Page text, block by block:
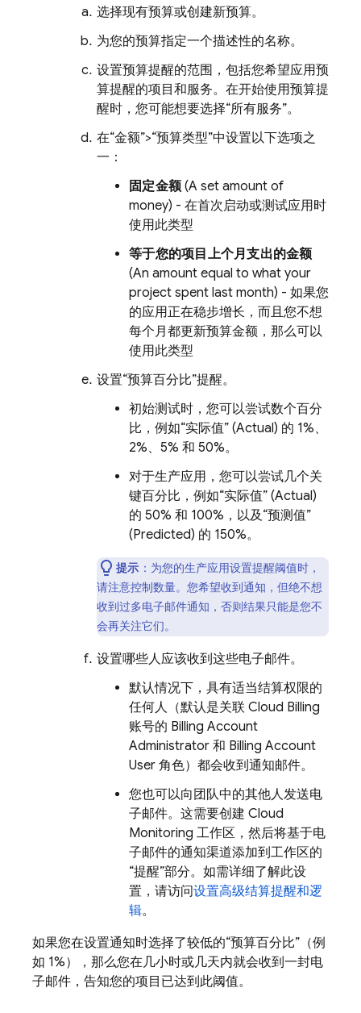
选择现有预算或创建新预算。
为您的预算指定一个描述性的名称。
设置预算提醒的范围，包括您希望应用预
算提醒的项目和服务。在开始使用预算提
醒时，您可能想要选择“所有服务”。
在“金额”>“预算类型”中设置以下选项之
一：
固定金额 (A set amount of
money) - 在首次启动或测试应用时
使用此类型
等于您的项目上个月支出的金额
(An amount equal to what your
project spent last month) - 如果您
的应用正在稳步增长，而且您不想
每个月都更新预算金额，那么可以
使用此类型
设置“预算百分比”提醒。
初始测试时，您可以尝试数个百分
比，例如“实际值” (Actual) 的 1%、
2%、5% 和 50%。
对于生产应用，您可以尝试几个关
键百分比，例如“实际值” (Actual)
的 50% 和 100%，以及“预测值”
(Predicted) 的 150%。
提示 ：为您的生产应用设置提醒阈值时，
请注意控制数量。您希望收到通知，但绝不想
收到过多电子邮件通知，否则结果只能是您不
会再关注它们。
设置哪些人应该收到这些电子邮件。
默认情况下，具有适当结算权限的
任何人（默认是关联 Cloud Billing
账号的 Billing Account
Administrator 和 Billing Account
User 角色）都会收到通知邮件。
您也可以向团队中的其他人发送电
子邮件。这需要创建 Cloud
Monitoring 工作区，然后将基于电
子邮件的通知渠道添加到工作区的
“提醒”部分。如需详细了解此设
置，请访问设置高级结算提醒和逻
辑。
如果您在设置通知时选择了较低的“预算百分比” （例
如 1%），那么您在几小时或几天内就会收到一封电
子邮件，告知您的项目已达到此阈值。